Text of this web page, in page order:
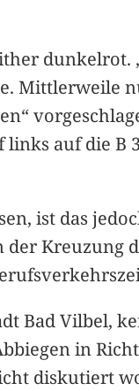
Mittlerweile
auf die
ist das
Kreuzung
Bad Vilbel,
in
diskutiert